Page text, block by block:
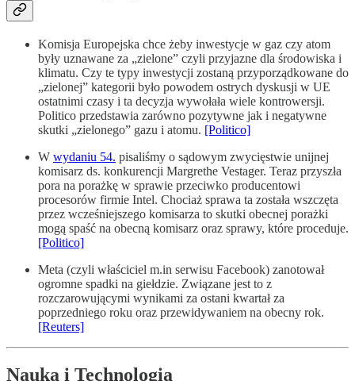
Komisja Europejska chce żeby inwestycje w gaz czy atom
były uznawane za „zielone” czyli przyjazne dla środowiska i
klimatu. Czy te typy inwestycji zostaną przyporządkowane do
„zielonej” kategorii było powodem ostrych dyskusji w UE
ostatnimi czasy i ta decyzja wywołała wiele kontrowersji.
Politico przedstawia zarówno pozytywne jak i negatywne
skutki „zielonego” gazu i atomu. [Politico]
W wydaniu 54. pisaliśmy o sądowym zwycięstwie unijnej
komisarz ds. konkurencji Margrethe Vestager. Teraz przyszła
pora na porażkę w sprawie przeciwko producentowi
procesorów firmie Intel. Chociaż sprawa ta została wszczęta
przez wcześniejszego komisarza to skutki obecnej porażki
mogą spaść na obecną komisarz oraz sprawy, które proceduje.
[Politico]
Meta (czyli właściciel m.in serwisu Facebook) zanotował
ogromne spadki na giełdzie. Związane jest to z
rozczarowującymi wynikami za ostani kwartał za
poprzedniego roku oraz przewidywaniem na obecny rok.
[Reuters]
Nauka i Technologia